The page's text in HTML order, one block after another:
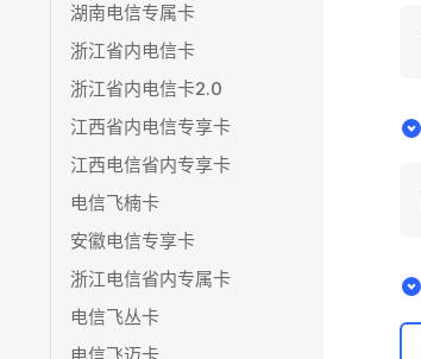
湖南电信专属卡
浙江省内电信卡
浙江省内电信卡2.0
江西省内电信专享卡
江西电信省内专享卡
电信飞楠卡
安徽电信专享卡
浙江电信省内专属卡
电信飞丛卡